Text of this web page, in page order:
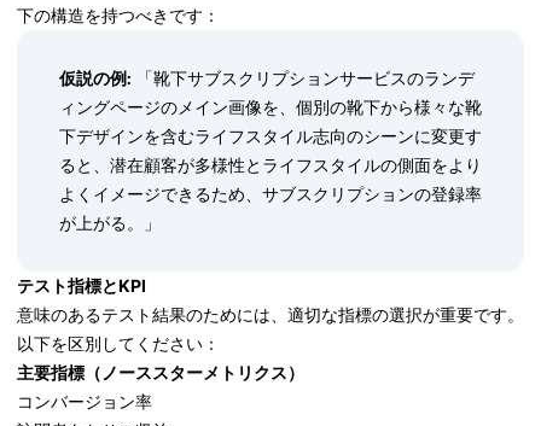
下の構造を持つべきです：
仮説の例: 「靴下サブスクリプションサービスのランデ
ィングページのメイン画像を、個別の靴下から様々な靴
下デザインを含むライフスタイル志向のシーンに変更す
ると、潜在顧客が多様性とライフスタイルの側面をより
よくイメージできるため、サブスクリプションの登録率
が上がる。」
テスト指標とKPI
意味のあるテスト結果のためには、適切な指標の選択が重要です。
以下を区別してください：
主要指標（ノーススターメトリクス）
コンバージョン率